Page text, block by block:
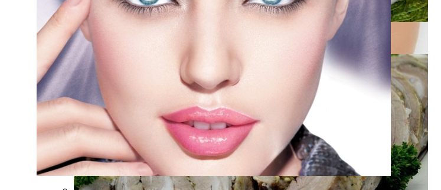
Почему Нельзя Повторно Кипятить Воду Для Приготовления Чая Или Кофе
Паста С Семгой В Сливочном Соусе